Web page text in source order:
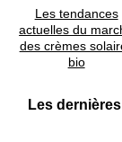
Les tendances
actuelles du
des crèmes
bio
Les